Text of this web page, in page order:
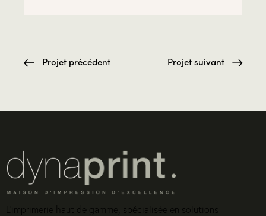
Projet précédent Projet suivant
L’imprimerie haut de gamme, spécialisée en solutions